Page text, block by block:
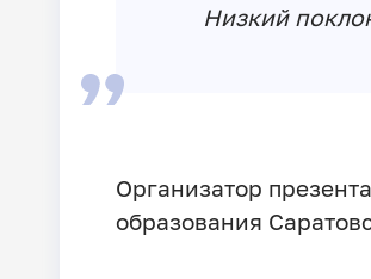
Низкий
Организатор
образования